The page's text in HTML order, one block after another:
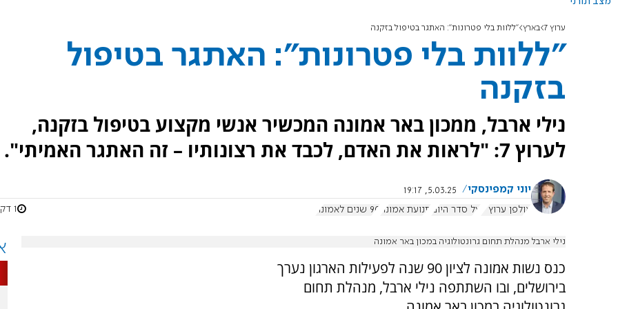
ערוץ 7 בארץ "ללוות בלי פטרונות": האתגר בטיפול בזקנה
"ללוות בלי פטרונות": האתגר בטיפול
בזקנה
נילי ארבל, ממכון באר אמונה המכשיר אנשי מקצוע בטיפול בזקנה,
לערוץ 7: "לראות את האדם, לכבד את רצונותיו – זה האתגר האמיתי".
יוני קמפינסקי
5.03.25, 19:17
אולפן ערוץ 7
על סדר היום תנועת אמונה 90 שנים לאמונה 1 דקות
נילי ארבל מנהלת תחום גרונטולוגיה במכון באר אמונה
כנס נשות אמונה לציון 90 שנה לפעילות הארגון נערך
בירושלים, ובו השתתפה נילי ארבל, מנהלת תחום